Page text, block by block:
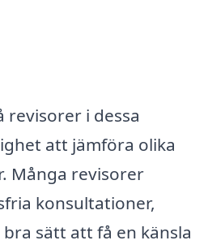
i dessa
att jämföra olika
Många revisorer
konsultationer,
sätt att få en känsla